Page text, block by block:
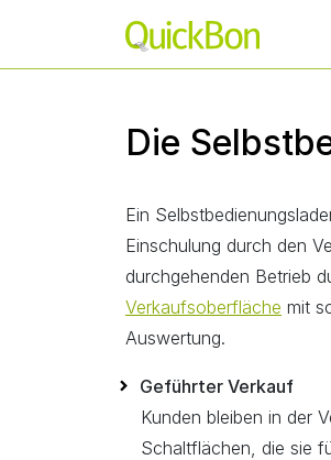
Die
Ein
Einschulung durch den
durchgehenden Betrieb
Verkaufsoberfläche mit
Auswertung.
Geführter Verkauf
Kunden bleiben in der
Schaltflächen, die sie